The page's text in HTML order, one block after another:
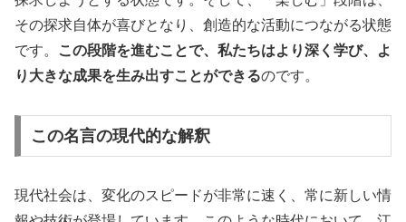
その探求自体が喜びとなり、創造的な活動につながる状態
です。
この段階を進むことで、私たちはより深く学び、よ
り大きな成果を生み出すことができるのです。
この名言の現代的な解釈
現代社会は、変化のスピードが非常に速く、常に新しい情